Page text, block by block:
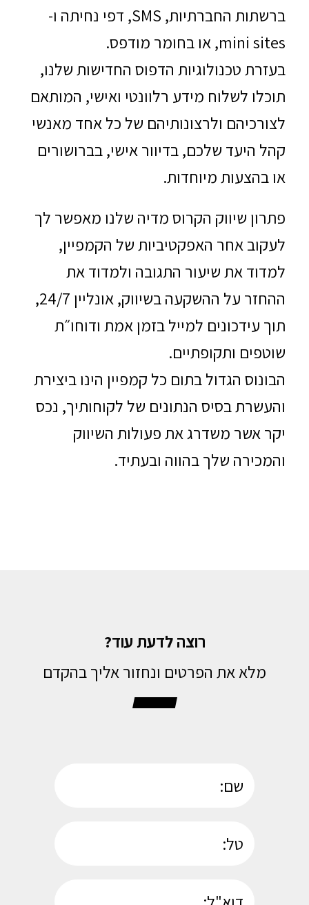
ברשתות החברתיות, SMS, דפי נחיתה ו-
mini sites, או בחומר מודפס.
בעזרת טכנולוגיות הדפוס החדישות שלנו,
תוכלו לשלוח מידע רלוונטי ואישי, המותאם
לצורכיהם ולרצונותיהם של כל אחד מאנשי
קהל היעד שלכם, בדיוור אישי, בברושורים
או בהצעות מיוחדות.
פתרון שיווק הקרוס מדיה שלנו מאפשר לך
לעקוב אחר האפקטיביות של הקמפיין,
למדוד את שיעור התגובה ולמדוד את
ההחזר על ההשקעה בשיווק, אונליין 24/7,
תוך עידכונים למייל בזמן אמת ודוחו״ת
שוטפים ותקופתיים.
הבונוס הגדול בתום כל קמפיין הינו ביצירת
והעשרת בסיס הנתונים של לקוחותיך, נכס
יקר אשר משדרג את פעולות השיווק
והמכירה שלך בהווה ובעתיד.
רוצה לדעת עוד?
מלא את הפרטים ונחזור אליך בהקדם